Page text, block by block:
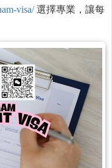
visa/選擇專業，讓每